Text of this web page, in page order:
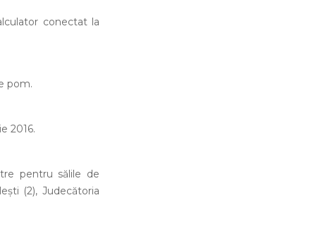
conectat la
pom.
2016.
pentru sălile de
(2), Judecătoria